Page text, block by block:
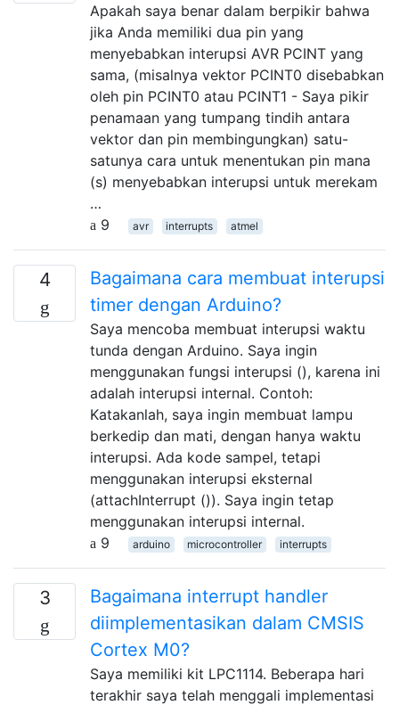
Apakah saya benar dalam berpikir bahwa
jika Anda memiliki dua pin yang
menyebabkan interupsi AVR PCINT yang
sama, (misalnya vektor PCINT0 disebabkan
oleh pin PCINT0 atau PCINT1 - Saya pikir
penamaan yang tumpang tindih antara
vektor dan pin membingungkan) satu-
satunya cara untuk menentukan pin mana
(s) menyebabkan interupsi untuk merekam
…
9
avr interrupts atmel
4
Bagaimana cara membuat interupsi
timer dengan Arduino?
Saya mencoba membuat interupsi waktu
tunda dengan Arduino. Saya ingin
menggunakan fungsi interupsi (), karena ini
adalah interupsi internal. Contoh:
Katakanlah, saya ingin membuat lampu
berkedip dan mati, dengan hanya waktu
interupsi. Ada kode sampel, tetapi
menggunakan interupsi eksternal
(attachInterrupt ()). Saya ingin tetap
menggunakan interupsi internal.
9
arduino microcontroller interrupts
3
Bagaimana interrupt handler
diimplementasikan dalam CMSIS
Cortex M0?
Saya memiliki kit LPC1114. Beberapa hari
terakhir saya telah menggali implementasi